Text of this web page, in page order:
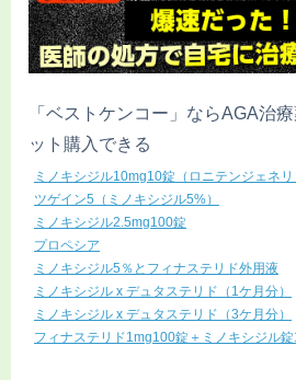
「ベストケンコー」ならAGA治
ット購入できる
ミノキシジル10mg10錠（ロニテンジェネリ
ツゲイン5（ミノキシジル5%）
ミノキシジル2.5mg100錠
プロペシア
ミノキシジル5％とフィナステリド外用液
ミノキシジル x デュタステリド（1ケ月分）
ミノキシジル x デュタステリド（3ケ月分）
フィナステリド1mg100錠＋ミノキシジル